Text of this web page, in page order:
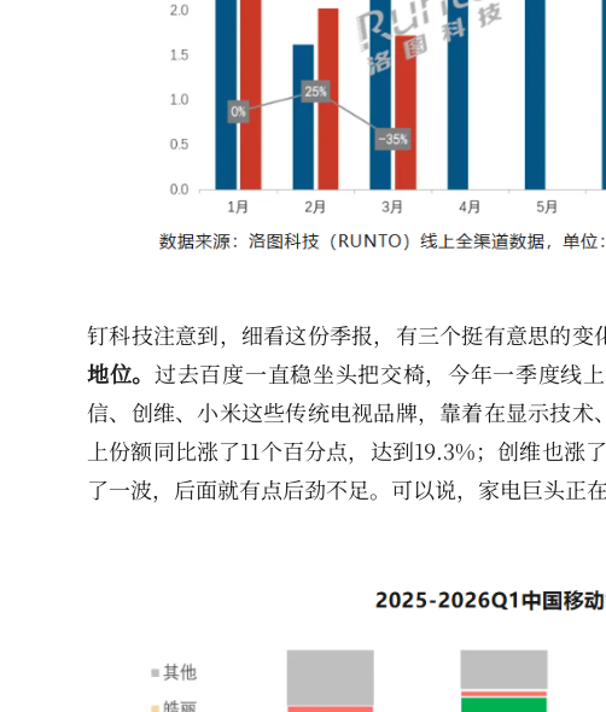
钉科技注意到，细看这份季报，有三个挺有意思的变
地位。过去百度一直稳坐头把交椅，今年一季度线
信、创维、小米这些传统电视品牌，靠着在显示技
上份额同比涨了11个百分点，达到19.3%；创维也
了一波，后面就有点后劲不足。可以说，家电巨头正